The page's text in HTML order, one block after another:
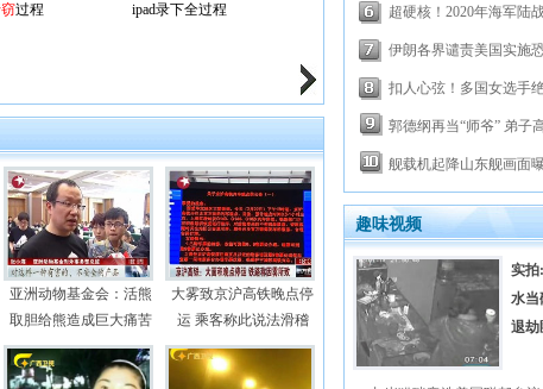
过程
ipad录下全过程
亚洲动物基金会：活熊
取胆给熊造成巨大痛苦
大雾致京沪高铁晚点停
运 乘客称此说法滑稽
超硬核！2020年海军陆
伊朗各界谴责美国实施
扣人心弦！多国女选手
郭德纲再当“师爷” 弟子
舰载机起降山东舰画面
趣味视频
实拍
水当
退劫